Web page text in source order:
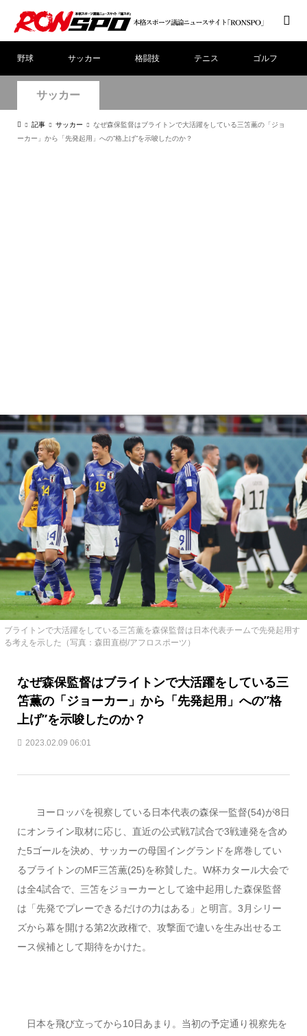
野球 サッカー 格闘技 テニス ゴルフ
サッカー
記事 サッカー
なぜ森保監督はブライトンで大活躍をしている三笘薫の「ジョ
ーカー」から「先発起用」への”格上げ”を示唆したのか？
ブライトンで大活躍をしている三笘薫を森保監督は日本代表チームで先発起用す
る考えを示した（写真：森田直樹/アフロスポーツ）
なぜ森保監督はブライトンで大活躍をしている三
笘薫の「ジョーカー」から「先発起用」への”格
上げ”を示唆したのか？
2023.02.09 06:01
ヨーロッパを視察している日本代表の森保一監督(54)が8日
にオンライン取材に応じ、直近の公式戦7試合で3戦連発を含め
た5ゴールを決め、サッカーの母国イングランドを席巻してい
るブライトンのMF三笘薫(25)を称賛した。W杯カタール大会で
は全4試合で、三笘をジョーカーとして途中起用した森保監督
は「先発でプレーできるだけの力はある」と明言。3月シリー
ズから幕を開ける第2次政権で、攻撃面で違いを生み出せるエ
ース候補として期待をかけた。
日本を飛び立ってから10日あまり。当初の予定通り視察先を